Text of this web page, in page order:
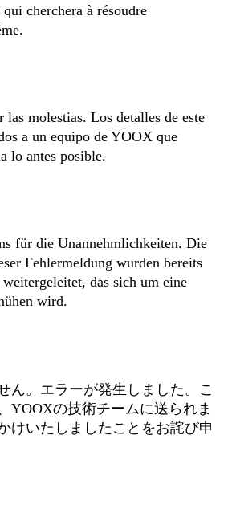
cherchera à résoudre
las molestias. Los detalles de este
a un equipo de YOOX que
lo antes posible.
für die Unannehmlichkeiten. Die
Fehlermeldung wurden bereits
das sich um eine
wird.
ん。エラーが発生しました。こ
YOOXの技術チームに送られま
けいたしましたことをお詫び申